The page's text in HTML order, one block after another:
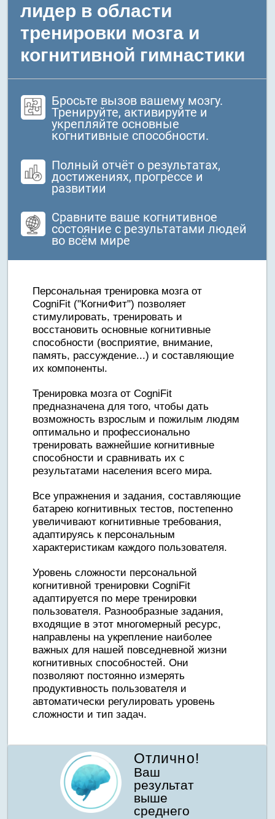
лидер в области
тренировки мозга и
когнитивной гимнастики
Бросьте вызов вашему мозгу.
Тренируйте, активируйте и
укрепляйте основные
когнитивные способности.
Полный отчёт о результатах,
достижениях, прогрессе и
развитии
Сравните ваше когнитивное
состояние с результатами людей
во всём мире
Персональная тренировка мозга от
CogniFit ("КогниФит") позволяет
стимулировать, тренировать и
восстановить основные когнитивные
способности (восприятие, внимание,
память, рассуждение...) и составляющие
их компоненты.
Тренировка мозга от CogniFit
предназначена для того, чтобы дать
возможность взрослым и пожилым людям
оптимально и профессионально
тренировать важнейшие когнитивные
способности и сравнивать их с
результатами населения всего мира.
Все упражнения и задания, составляющие
батарею когнитивных тестов, постепенно
увеличивают когнитивные требования,
адаптируясь к персональным
характеристикам каждого пользователя.
Уровень сложности персональной
когнитивной тренировки CogniFit
адаптируется по мере тренировки
пользователя. Разнообразные задания,
входящие в этот многомерный ресурс,
направлены на укрепление наиболее
важных для нашей повседневной жизни
когнитивных способностей. Они
позволяют постоянно измерять
продуктивность пользователя и
автоматически регулировать уровень
сложности и тип задач.
Отлично!
Ваш
результат
выше
среднего